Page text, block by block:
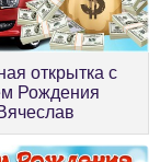
открытка с
Рождения